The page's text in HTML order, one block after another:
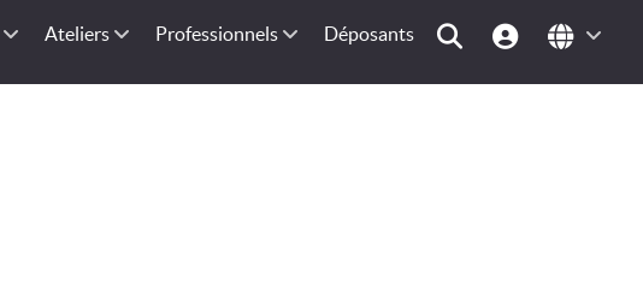
Ateliers Professionnels Déposants